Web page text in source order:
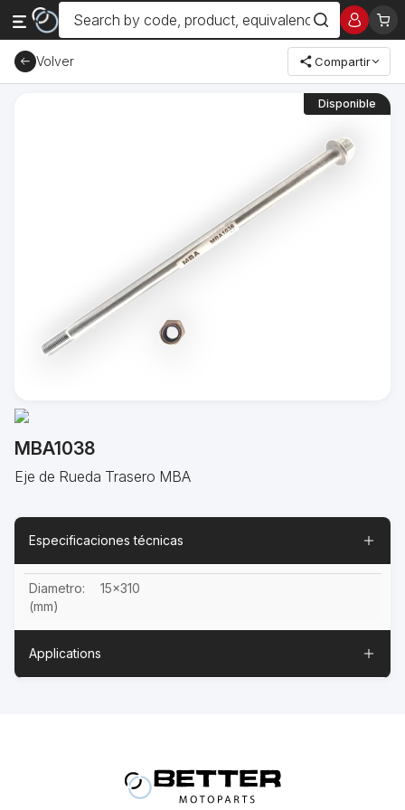
Volver Compartir
Disponible
MBA1038
Eje de Rueda Trasero MBA
Especificaciones técnicas
Diametro:
(mm)
15x310
Applications